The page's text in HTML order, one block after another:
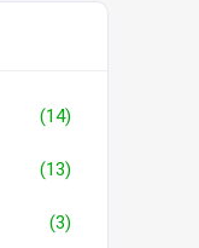
(14)
(13)
(3)